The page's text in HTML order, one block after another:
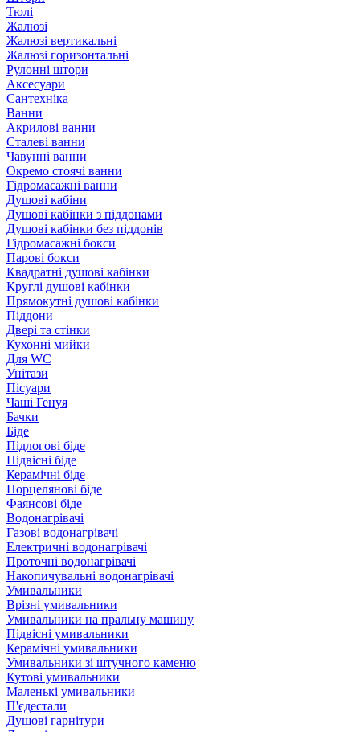
Тюлі
Жалюзі
Жалюзі вертикальні
Жалюзі горизонтальні
Рулонні штори
Аксесуари
Сантехніка
Ванни
Акрилові ванни
Сталеві ванни
Чавунні ванни
Окремо стоячі ванни
Гідромасажні ванни
Душові кабіни
Душові кабінки з піддонами
Душові кабінки без піддонів
Гідромасажні бокси
Парові бокси
Квадратні душові кабінки
Круглі душові кабінки
Прямокутні душові кабінки
Піддони
Двері та стінки
Кухонні мийки
Для WC
Унітази
Пісуари
Чаші Генуя
Бачки
Біде
Підлогові біде
Підвісні біде
Керамічні біде
Порцелянові біде
Фаянсові біде
Водонагрівачі
Газові водонагрівачі
Електричні водонагрівачі
Проточні водонагрівачі
Накопичувальні водонагрівачі
Умивальники
Врізні умивальники
Умивальники на пральну машину
Підвісні умивальники
Керамічні умивальники
Умивальники зі штучного каменю
Кутові умивальники
Маленькі умивальники
П'єдестали
Душові гарнітури